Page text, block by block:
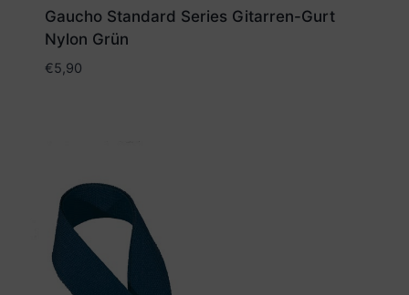
Gaucho Standard Series Gitarren-Gurt
Nylon Grün
€5,90